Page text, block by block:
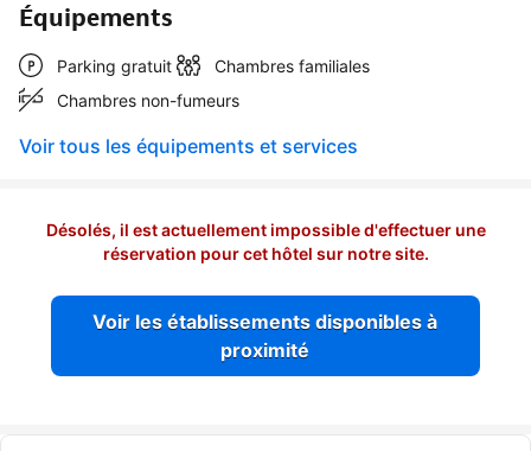
Équipements
Parking gratuit
Chambres familiales
Chambres non-fumeurs
Voir tous les équipements et services
Désolés, il est actuellement impossible d'effectuer une
réservation pour cet hôtel sur notre site.
Voir les établissements disponibles à
proximité